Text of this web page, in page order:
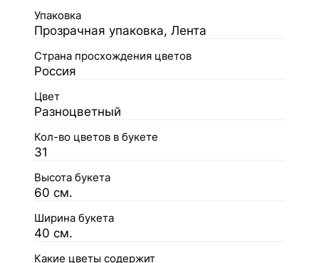
Упаковка
Прозрачная упаковка, Лента
Страна просхождения цветов
Россия
Цвет
Разноцветный
Кол-во цветов в букете
31
Высота букета
60 см.
Ширина букета
40 см.
Какие цветы содержит